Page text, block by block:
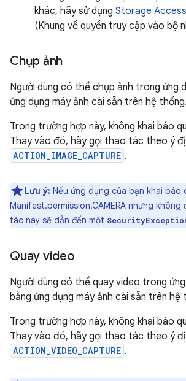
khác, hãy sử dụng Storage
(Khung về quyền truy cập vào bộ
Chụp ảnh
Người dùng có thể chụp ảnh trong ứng
ứng dụng máy ảnh cài sẵn trên hệ thống.
Trong trường hợp này, không khai báo
Thay vào đó, hãy gọi thao tác theo ý
ACTION_IMAGE_CAPTURE .
Lưu ý: Nếu ứng dụng của bạn khai báo
Manifest.permission.CAMERA nhưng
tác này sẽ dẫn đến một
Quay video
Người dùng có thể quay video trong
bằng ứng dụng máy ảnh cài sẵn trên hệ
Trong trường hợp này, không khai báo
Thay vào đó, hãy gọi thao tác theo ý
ACTION_VIDEO_CAPTURE .